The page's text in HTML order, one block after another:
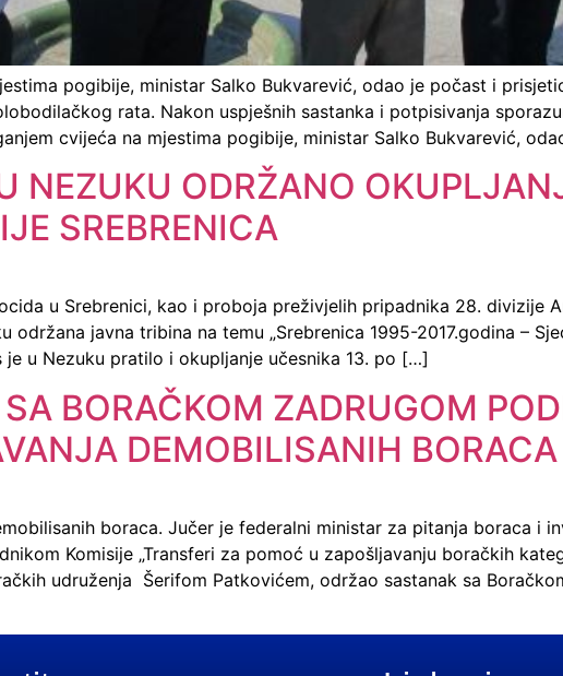
pogibije, ministar Salko Bukvarević, odao je počast i
rata. Nakon uspješnih sastanka i potpisivanja
cvijeća na mjestima pogibije, ministar Salko Bukvarević,
NEZUKU ODRŽANO
SREBRENICA
u Srebrenici, kao i proboja preživjelih pripadnika 28. divizije
javna tribina na temu „Srebrenica 1995-2017.godina –
u Nezuku pratilo i okupljanje učesnika 13. po […]
BORAČKOM ZADRUGOM
DEMOBILISANIH BORACA
boraca. Jučer je federalni ministar za pitanja boraca i
Komisije „Transferi za pomoć u zapošljavanju boračkih
udruženja Šerifom Patkovićem, održao sastanak sa